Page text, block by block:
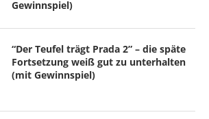
Gewinnspiel)
“Der Teufel trägt Prada 2” – die späte
Fortsetzung weiß gut zu unterhalten
(mit Gewinnspiel)